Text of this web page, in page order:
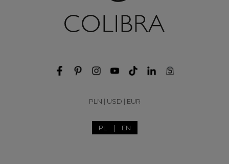
PLN | USD | EUR
PL | EN